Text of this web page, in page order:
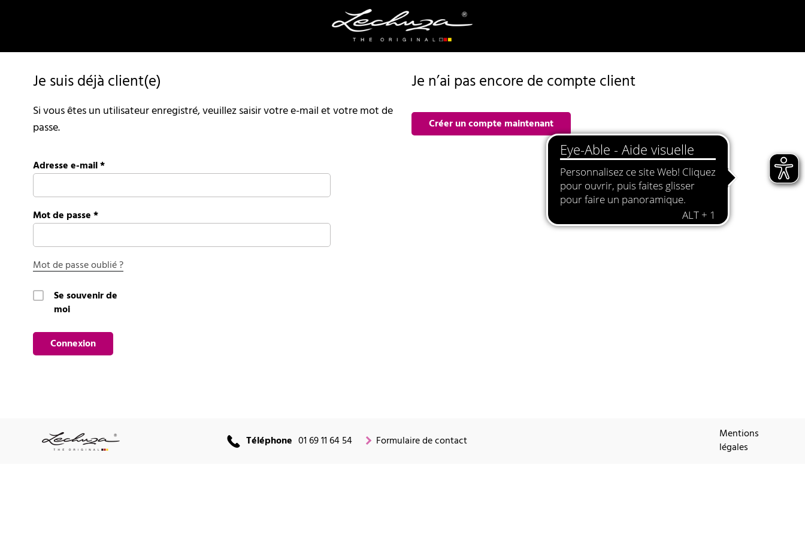
Je suis déjà client(e)
Si vous êtes un utilisateur enregistré, veuillez saisir votre e-mail et votre mot de
passe.
Adresse e-mail*
Mot de passe*
Mot de passe oublié ?
Se souvenir de
moi
Connexion
Je n’ai pas encore de compte client
Créer un compte maintenant
Téléphone 01 69 11 64 54 Formulaire de contact
Mentions
légales